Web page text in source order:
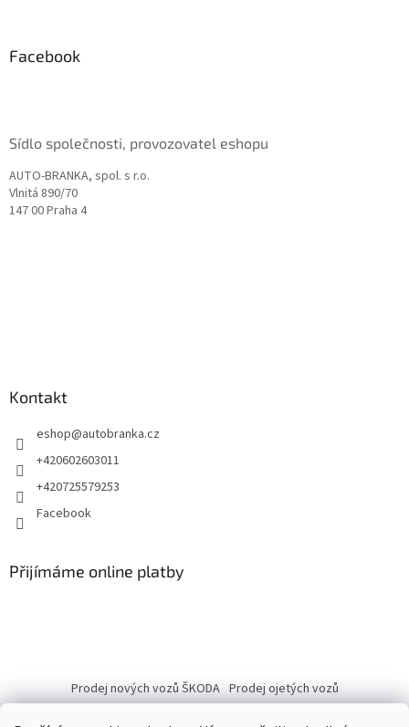
Facebook
Sídlo společnosti, provozovatel eshopu
AUTO-BRANKA, spol. s r.o.
Vlnitá 890/70
147 00 Praha 4
Kontakt
eshop@autobranka.cz
+420602603011
+420725579253
Facebook
Přijímáme online platby
Prodej nových vozů ŠKODA Prodej ojetých vozů